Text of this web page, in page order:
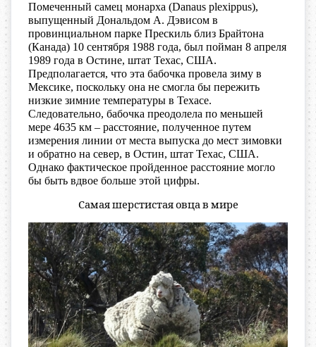
Помеченный самец монарха (Danaus plexippus),
выпущенный Дональдом А. Дэвисом в
провинциальном парке Прескиль близ Брайтона
(Канада) 10 сентября 1988 года, был пойман 8 апреля
1989 года в Остине, штат Техас, США.
Предполагается, что эта бабочка провела зиму в
Мексике, поскольку она не смогла бы пережить
низкие зимние температуры в Техасе.
Следовательно, бабочка преодолела по меньшей
мере 4635 км – расстояние, полученное путем
измерения линии от места выпуска до мест зимовки
и обратно на север, в Остин, штат Техас, США.
Однако фактическое пройденное расстояние могло
бы быть вдвое больше этой цифры.
Самая шерстистая овца в мире